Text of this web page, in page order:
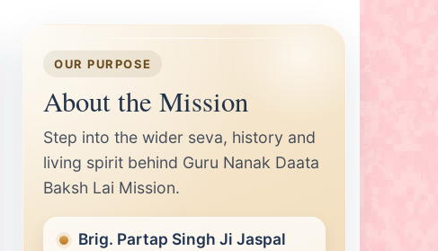
OUR PURPOSE
About the Mission
Step into the wider seva, history and
living spirit behind Guru Nanak Daata
Baksh Lai Mission.
Brig. Partap Singh Ji Jaspal